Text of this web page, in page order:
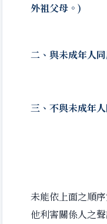
外祖父母。)
二、與未成年人
三、不與未成年
未能依上面之順
他利害關係人之